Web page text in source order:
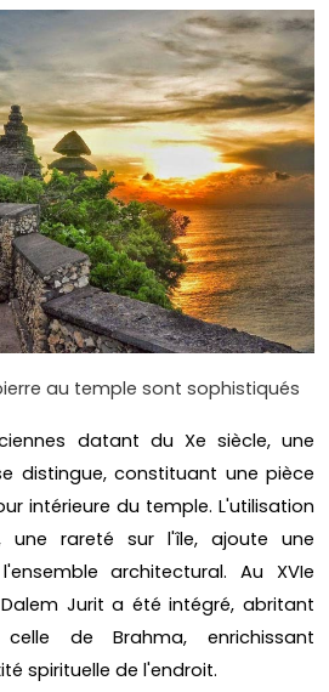
au temple sont sophistiqués
datant du Xe siècle, une
distingue, constituant une pièce
intérieure du temple. L'utilisation
une rareté sur l'île, ajoute une
architectural. Au XVIe
Jurit a été intégré, abritant
de Brahma, enrichissant
spirituelle de l'endroit.